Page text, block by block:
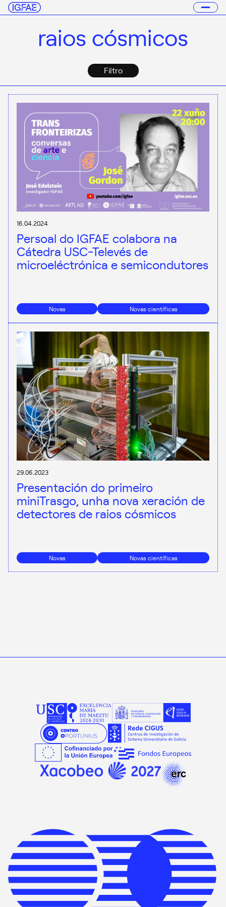
raios cósmicos
Filtro
16.04.2024
Persoal do IGFAE colabora na
Cátedra USC-Televés de
microeléctrónica e semicondutores
Novas Novas científicas
29.06.2023
Presentación do primeiro
miniTrasgo, unha nova xeración de
detectores de raios cósmicos
Novas Novas científicas